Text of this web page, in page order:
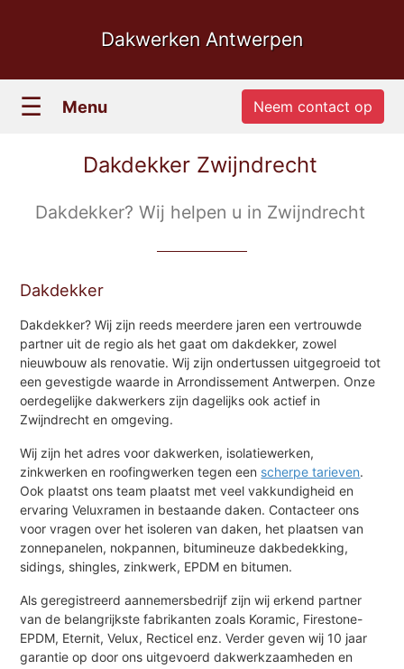
Dakwerken Antwerpen
☰ Menu Neem contact op
Dakdekker Zwijndrecht
Dakdekker? Wij helpen u in Zwijndrecht
Dakdekker
Dakdekker? Wij zijn reeds meerdere jaren een vertrouwde
partner uit de regio als het gaat om dakdekker, zowel
nieuwbouw als renovatie. Wij zijn ondertussen uitgegroeid tot
een gevestigde waarde in Arrondissement Antwerpen. Onze
oerdegelijke dakwerkers zijn dagelijks ook actief in
Zwijndrecht en omgeving.
Wij zijn het adres voor dakwerken, isolatiewerken,
zinkwerken en roofingwerken tegen een scherpe tarieven.
Ook plaatst ons team plaatst met veel vakkundigheid en
ervaring Veluxramen in bestaande daken. Contacteer ons
voor vragen over het isoleren van daken, het plaatsen van
zonnepanelen, nokpannen, bitumineuze dakbedekking,
sidings, shingles, zinkwerk, EPDM en bitumen.
Als geregistreerd aannemersbedrijf zijn wij erkend partner
van de belangrijkste fabrikanten zoals Koramic, Firestone-
EPDM, Eternit, Velux, Recticel enz. Verder geven wij 10 jaar
garantie op door ons uitgevoerd dakwerkzaamheden en